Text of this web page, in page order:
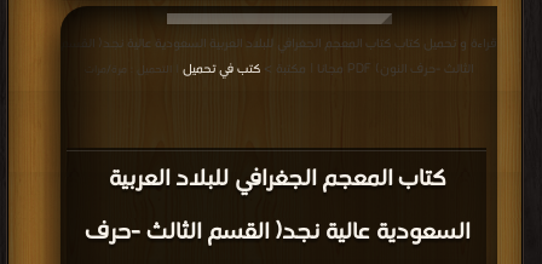
كتاب المعجم الجغرافي للبلاد العربية
السعودية عالية نجد( القسم الثالث -حرف
قراءة و تحميل كتاب كتاب المعجم الجغرافي للبلاد العربية السعودية عالية نجد( القسم
الثالث -حرف النون) PDF مجانا | مكتبة >
كتب في تحميل | التحميل : مرة/مرات